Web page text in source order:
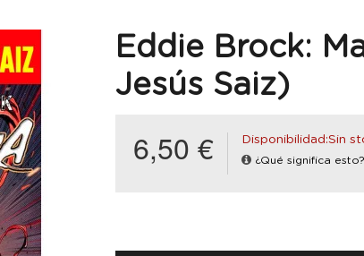
Eddie Brock:
Jesús Saiz)
6,50 € Disponibilidad:Sin
¿Qué significa esto?